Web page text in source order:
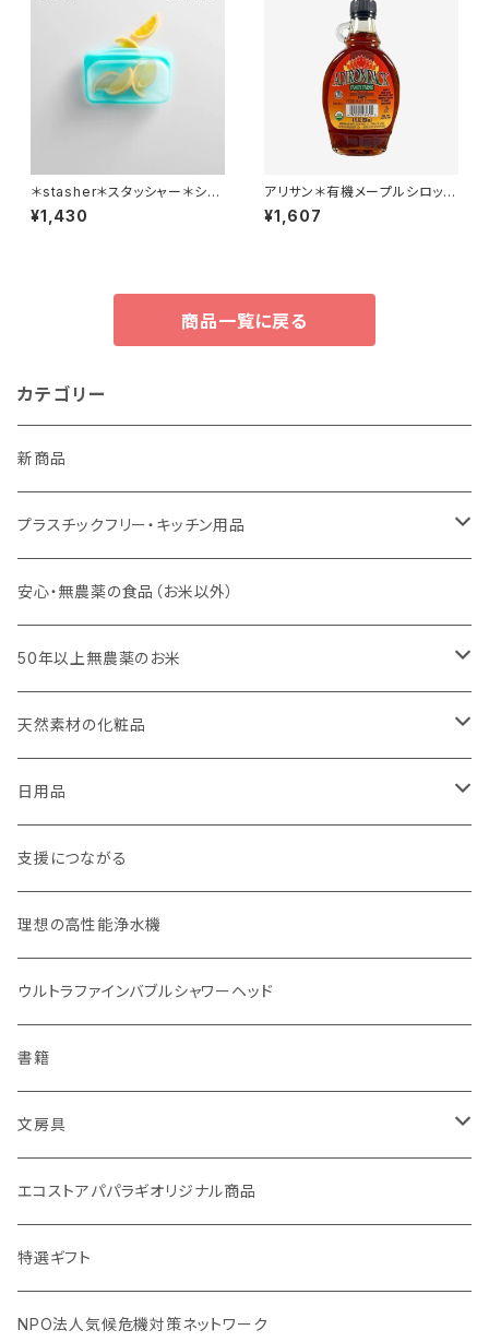
＊stasher＊スタッシャー＊シリ
コンバッグ＊EZスナック（S）＊全
7色＊
¥1,430
アリサン＊有機メープルシロップ
＊236ml＊
¥1,607
商品一覧に戻る
カテゴリー
新商品
プラスチックフリー・キッチン用品
キッチンスポンジ・キッチンブラシ
びわこ・和太布（日本独自の方法で織られた木綿の布巾）
weck（ドイツ生まれのガラス容器）
パーツ
スタッシャー（シリコンの保存容器）
お弁当箱
無塗装カトラリー
マイボトル
Ecoffee Cup（環境にやさしい竹素材）
stojo(折り畳めて何度でも使用できるコーヒーカップ)
オリーブウッド カッティングボード
調理用品
安心・無農薬の食品（お米以外）
50年以上無農薬のお米
玄米（定期便）
白米（定期便）
分づき米（定期便）
玄米（1回購入）
白米（1回購入）
分づき米（1回購入）
天然素材の化粧品
日焼け止め
ヘアケア
スキンケア
リップバーム
国産シャンプーバー・コンディショナーバー
日用品
国産シャンプーバー・コンディショナーバー
オーラルケア
生分解性ソープ類・せっけん
アメニティー・バス用品
天然素材のブラシ、掃除道具
生理用品
虫除けグッズ
支援につながる
理想の高性能浄水機
ウルトラファインバブルシャワーヘッド
書籍
文房具
バナナペーパーグッズ
天然素材の消しゴム
エコストアパパラギオリジナル商品
特選ギフト
NPO法人気候危機対策ネットワーク